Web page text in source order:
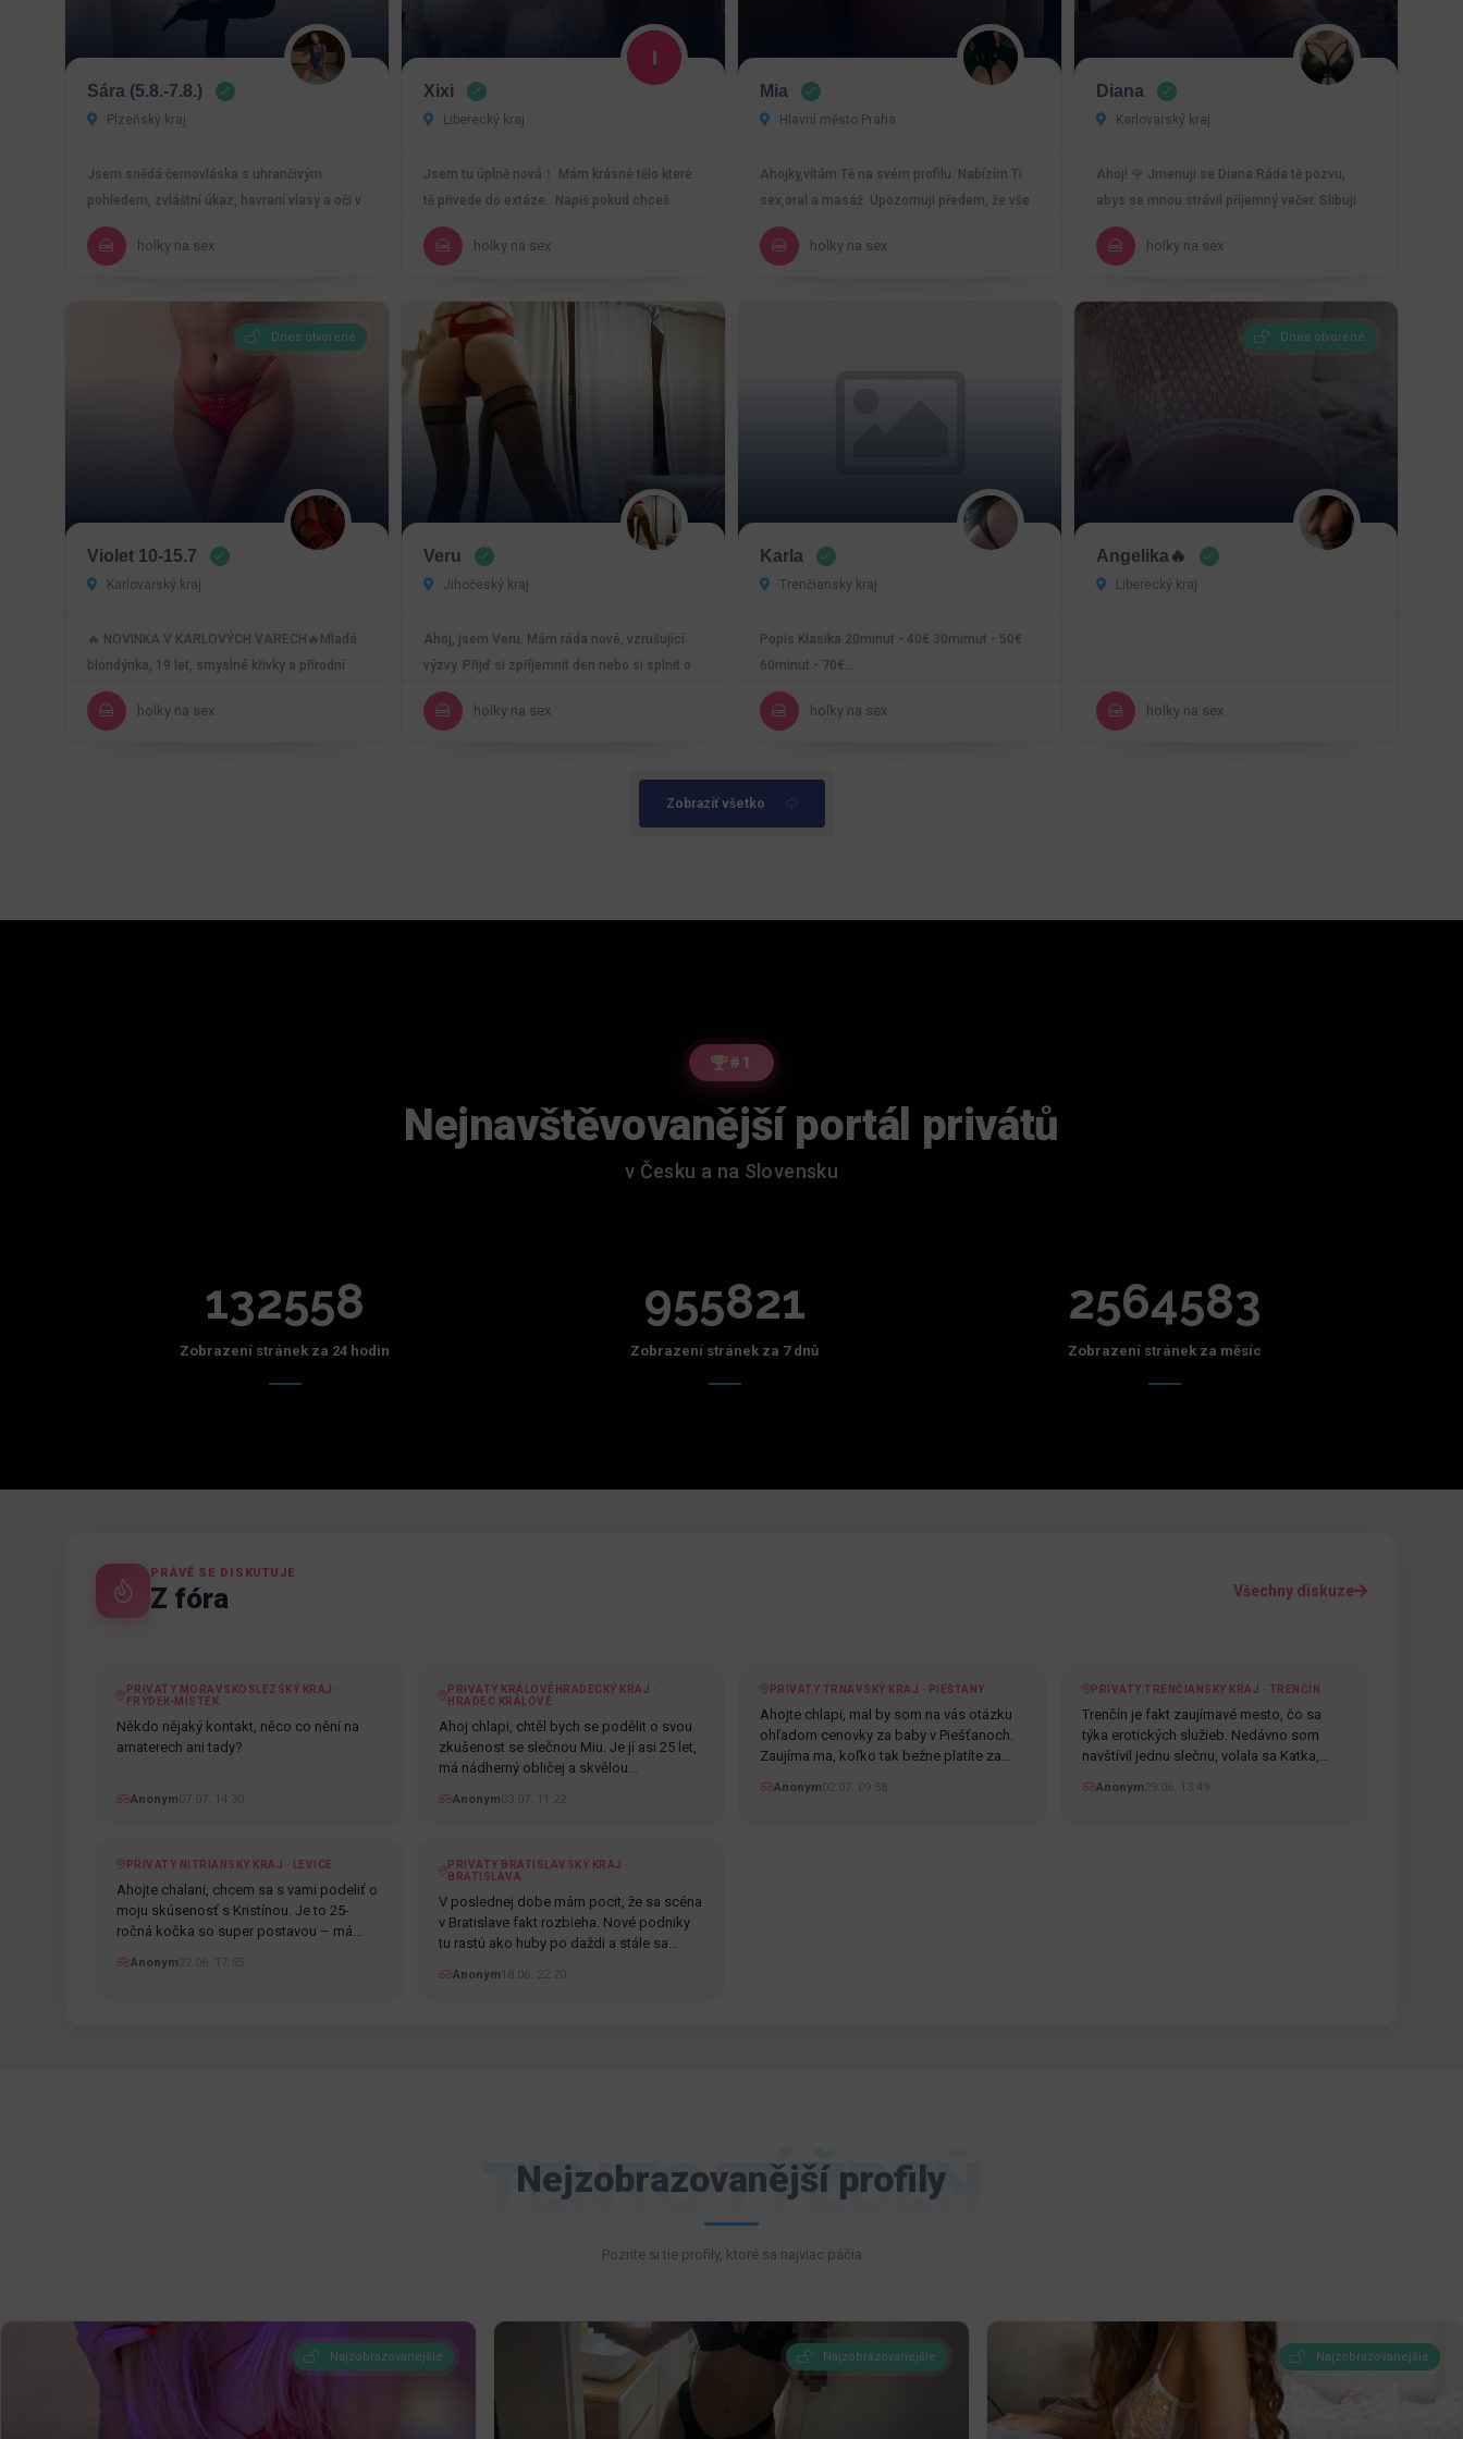
Sára (5.8.-7.8.)
Plzeňský kraj
Jsem snědá černovláska s uhrančivým
pohledem, zvláštní úkaz, havraní vlasy a oči v
barvách alpských…
holky na sex
Xixi
Liberecký kraj
Jsem tu úplně nová！ Mám krásné tělo které
tě přivede do extáze.. Napiš pokud chceš
vědět více..…
holky na sex
Mia
Hlavní město Praha
Ahojky,vítám Tě na svém profilu. Nabízím Ti
sex,oral a masáž. Upozornuji předem, že vše
dělám jen S…
holky na sex
Diana
Karlovarský kraj
Ahoj! 🌹 Jmenuji se Diana.Ráda tě pozvu,
abys se mnou strávil příjemný večer. Slibuji
pohodovou…
holky na sex
Dnes otvorené
Violet 10-15.7
Karlovarský kraj
🔥 NOVINKA V KARLOVÝCH VARECH🔥Mladá
blondýnka, 19 let, smyslné křivky a přírodní
trojky tě zvou na…
holky na sex
Veru
Jihočeský kraj
Ahoj, jsem Veru. Mám ráda nové, vzrušující
výzvy. Přijď si zpříjemnit den nebo si splnit o
čem…
holky na sex
Karla
Trenčiansky kraj
Popis Klasika 20minut - 40€ 30mimut - 50€
60minut - 70€…
holky na sex
Dnes otvorené
Angelika🔥
Liberecký kraj
holky na sex
Zobraziť všetko
#1
Nejnavštěvovanější portál privátů
v Česku a na Slovensku
132558
Zobrazení stránek za 24 hodin
955821
Zobrazení stránek za 7 dnů
2564583
Zobrazení stránek za měsíc
PRÁVĚ SE DISKUTUJE
Z fóra Všechny diskuze
PRIVATY MORAVSKOSLEZSKÝ KRAJ ·
FRÝDEK-MÍSTEK
Někdo nějaký kontakt, něco co nění na
amaterech ani tady?
Anonym07.07. 14:30
PRIVATY KRÁLOVÉHRADECKÝ KRAJ ·
HRADEC KRÁLOVÉ
Ahoj chlapi, chtěl bych se podělit o svou
zkušenost se slečnou Miu. Je jí asi 25 let,
má nádherný obličej a skvělou…
Anonym03.07. 11:22
PRIVATY TRNAVSKÝ KRAJ · PIEŠŤANY
Ahojte chlapi, mal by som na vás otázku
ohľadom cenovky za baby v Piešťanoch.
Zaujíma ma, koľko tak bežne platíte za…
Anonym02.07. 09:58
PRIVATY TRENČIANSKY KRAJ · TRENČÍN
Trenčín je fakt zaujímavé mesto, čo sa
týka erotických služieb. Nedávno som
navštívil jednu slečnu, volala sa Katka,…
Anonym29.06. 13:49
PRIVATY NITRIANSKY KRAJ · LEVICE
Ahojte chalani, chcem sa s vami podeliť o
moju skúsenosť s Kristínou. Je to 25-
ročná kočka so super postavou – má
Anonym22.06. 17:55
PRIVATY BRATISLAVSKÝ KRAJ ·
BRATISLAVA
V poslednej dobe mám pocit, že sa scéna
v Bratislave fakt rozbieha. Nové podniky
tu rastú ako huby po daždi a stále sa…
Anonym 18.06. 22:20
Nejzobrazovanější profily
TENTO TÝŽDEŇ
Pozrite si tie profily, ktoré sa najviac páčia
Najzobrazovanejšie Najzobrazovanejšie Najzobrazovanejšie